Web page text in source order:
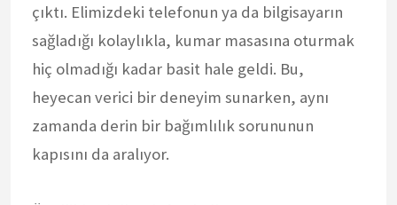
çıktı. Elimizdeki telefonun ya da bilgisayarın
sağladığı kolaylıkla, kumar masasına oturmak
hiç olmadığı kadar basit hale geldi. Bu,
heyecan verici bir deneyim sunarken, aynı
zamanda derin bir bağımlılık sorununun
kapısını da aralıyor.